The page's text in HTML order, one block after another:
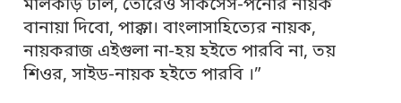
মালকড়ি ঢাল, তোরেও সাকসেস-পর্নোর নায়ক
বানায়া দিবো, পাক্কা। বাংলাসাহিত্যের নায়ক,
নায়করাজ এইগুলা না-হয় হইতে পারবি না, তয়
শিওর, সাইড-নায়ক হইতে পারবি ।”